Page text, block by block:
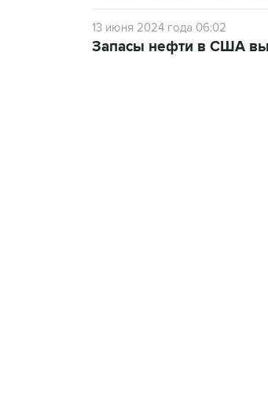
13 июня 2024 года 06:02
Запасы нефти в США